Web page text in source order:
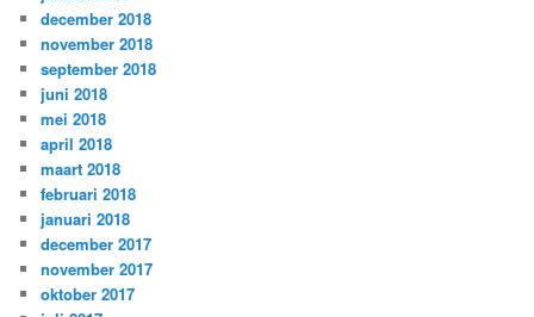
december 2018
november 2018
september 2018
juni 2018
mei 2018
april 2018
maart 2018
februari 2018
januari 2018
december 2017
november 2017
oktober 2017